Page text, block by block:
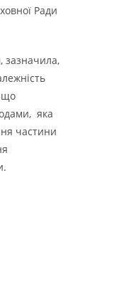
Ради
зазначила,
що
яка
частини